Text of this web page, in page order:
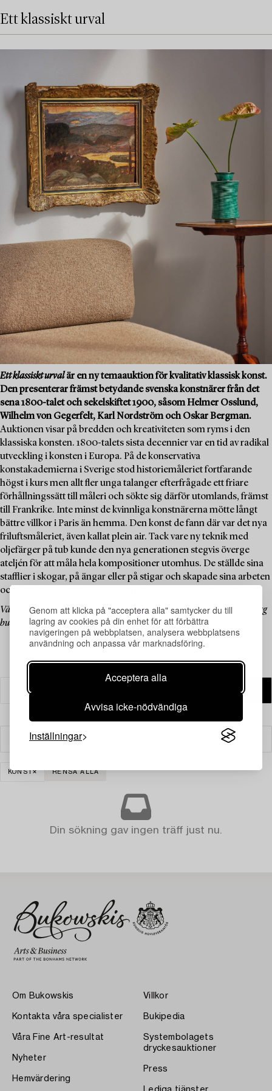
Genom att klicka på "acceptera alla" samtycker du till
lagring av cookies på din enhet för att förbättra
navigeringen på webbplatsen, analysera webbplatsens
användning och anpassa vår marknadsföring.
Acceptera alla
Avvisa icke-nödvändiga
Inställningar
Ett klassiskt urval
Ett klassiskt urvalär en ny temaauktion för kvalitativ klassisk konst.
Den presenterar främst betydande svenska konstnärer från det
sena 1800-talet och sekelskiftet 1900, såsom Helmer Osslund,
Wilhelm von Gegerfelt, Karl Nordström och Oskar Bergman.
Auktionen visar på bredden och kreativiteten som ryms i den
klassiska konsten. 1800-talets sista decennier var en tid av radikal
utveckling i konsten i Europa. På de konservativa
konstakademierna i Sverige stod historiemåleriet fortfarande
högst i kurs men allt fler unga talanger efterfrågade ett friare
förhållningssätt till måleri och sökte sig därför utomlands, främst
till Frankrike. Inte minst de kvinnliga konstnärerna mötte långt
bättre villkor i Paris än hemma. Den konst de fann där var det nya
friluftsmåleriet, även kallat plein air. Tack vare ny teknik med
oljefärger på tub kunde den nya generationen stegvis överge
ateljén för att måla hela kompositioner utomhus. De ställde sina
stafflier i skogar, på ängar eller på stigar och skapade sina arbeten
och studerade naturens ljus och rörelser med sina penslar.
Välkommen att utforska de klassiska verken i denna temaauktion och lägg
bud på dina favoriter.
KONST RENSA ALLA
Din sökning gav ingen träff just nu.
Om Bukowskis
Kontakta våra specialister
Våra Fine Art-resultat
Nyheter
Hemvärdering
Villkor
Bukipedia
Systembolagets
dryckesauktioner
Press